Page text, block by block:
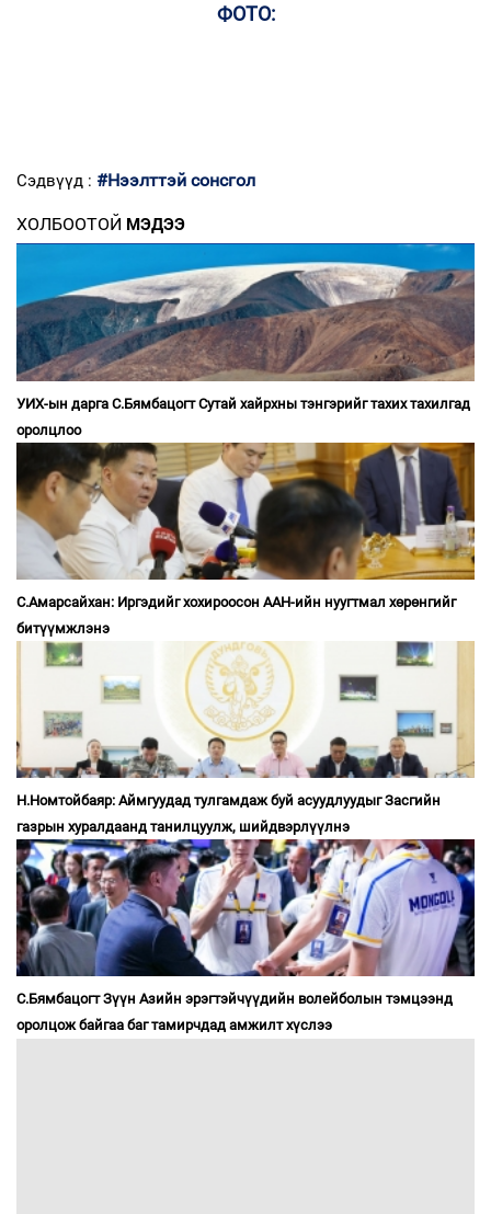
ФОТО:
Сэдвүүд : #Нээлттэй сонсгол
ХОЛБООТОЙ МЭДЭЭ
УИХ-ын дарга С.Бямбацогт Сутай хайрхны тэнгэрийг тахих тахилгад
оролцлоо
С.Амарсайхан: Иргэдийг хохироосон ААН-ийн нуугтмал хөрөнгийг
битүүмжлэнэ
Н.Номтойбаяр: Аймгуудад тулгамдаж буй асуудлуудыг Засгийн
газрын хуралдаанд танилцуулж, шийдвэрлүүлнэ
С.Бямбацогт Зүүн Азийн эрэгтэйчүүдийн волейболын тэмцээнд
оролцож байгаа баг тамирчдад амжилт хүслээ